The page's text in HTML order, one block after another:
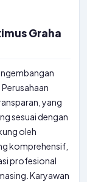
Graha
yang
sesuai dengan
oleh
komprehensif,
profesional
Karyawan